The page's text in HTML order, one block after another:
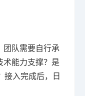
团队需要自行承
能力支撑？是
接入完成后，日